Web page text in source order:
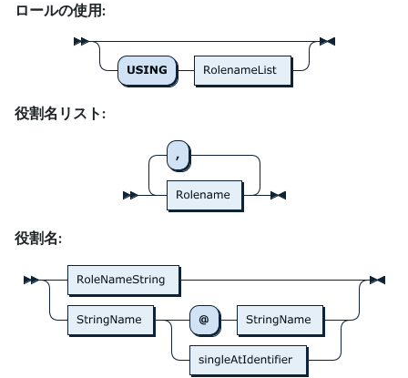
ロールの使用:
役割名リスト:
役割名: